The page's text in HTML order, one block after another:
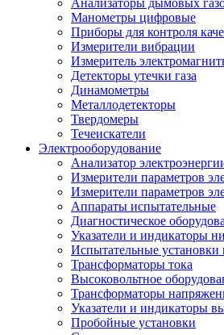
Анализаторы дымовых
Манометры цифровые
Приборы для контроля
Измерители вибрации
Измеритель
Детекторы утечки газа
Динамометры
Металлодетекторы
Твердомеры
Течеискатели
Электрооборудование
Анализатор
Измерители параметров
Измерители параметров
Аппараты испытательные
Диагностическое
Указатели и индикаторы
Испытательные установки
Трансформаторы тока
Высоковольтное
Трансформаторы
Указатели и индикаторы
Пробойные установки